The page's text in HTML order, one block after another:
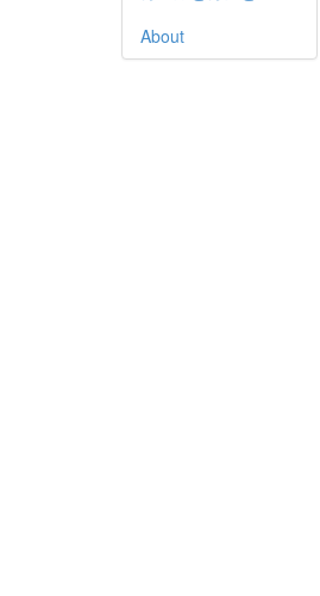
About